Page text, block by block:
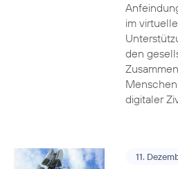
im
den
digitaler
11.